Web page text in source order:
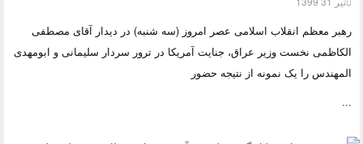
رهبر معظم انقلاب اسلامی عصر امروز (سه شنبه) در دیدار آقای مصطفی
الکاظمی نخست وزیر عراق، جنایت آمریکا در ترور سردار سلیمانی و ابومهدی
المهندس را یک نمونه از نتیجه حضور
...